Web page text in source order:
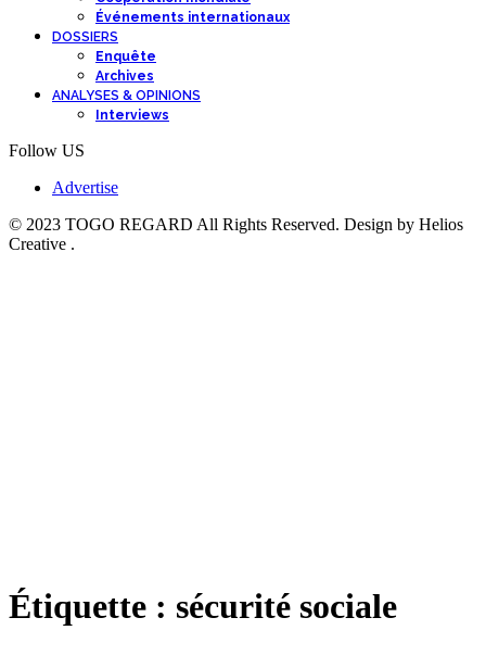
Événements internationaux
DOSSIERS
Enquête
Archives
ANALYSES & OPINIONS
Interviews
Follow US
Advertise
© 2023 TOGO REGARD All Rights Reserved. Design by Helios
Creative .
Étiquette : sécurité sociale